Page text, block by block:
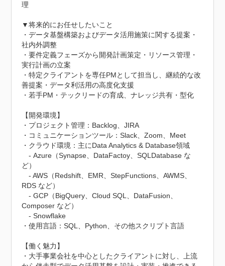
理
▼将来的にお任せしたいこと
・データ基盤構築およびデータ活用施策に関する提案・
社内外調整
・要件定義フェーズから開発計画策定・リソース管理・
実行計画の立案
・特定クライアントを専任PMとして担当し、継続的な改
善提案・データ利活用の高度化支援
・若手PM・テックリードの育成、ナレッジ共有・型化
【開発環境】
・プロジェクト管理：Backlog、JIRA
・コミュニケーションツール：Slack、Zoom、Meet
・クラウド環境：主にData Analytics & Database領域
- Azure（Synapse、DataFactoy、SQLDatabase な
ど）
- AWS（Redshift、EMR、StepFunctions、AWMS、
RDS など）
- GCP（BigQuery、Cloud SQL、DataFusion、
Composer など）
- Snowflake
・使用言語：SQL、Python、その他スクリプト言語
【働く魅力】
・大手事業会社を中心としたクライアントに対し、上流